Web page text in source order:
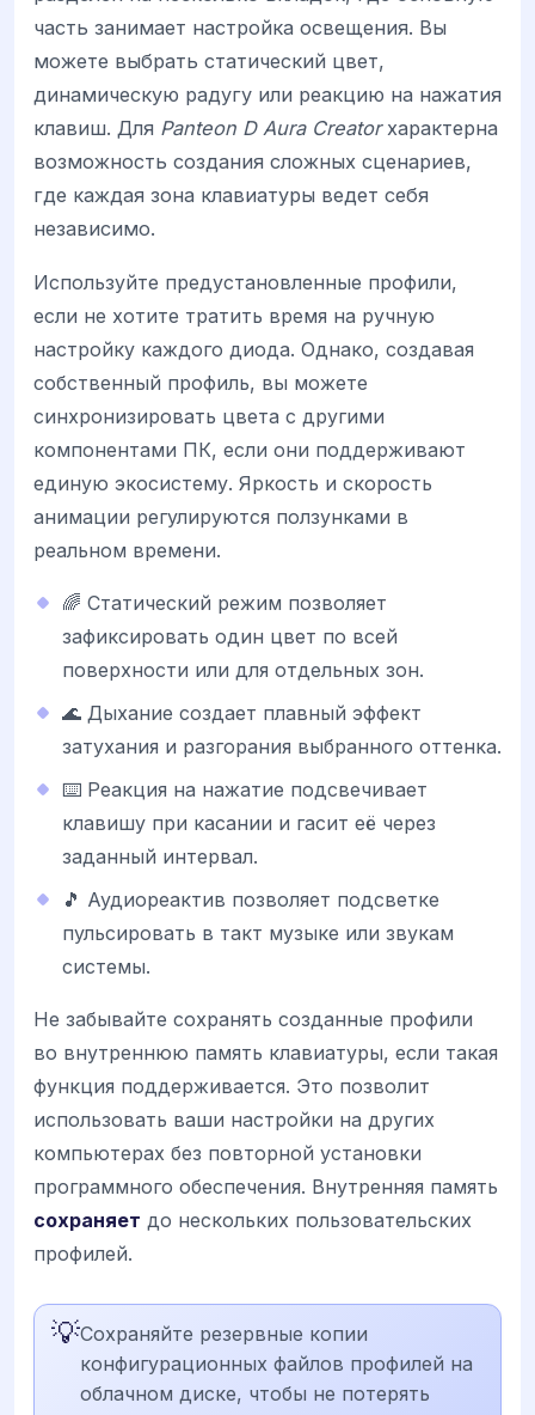
часть занимает настройка освещения. Вы
можете выбрать статический цвет,
динамическую радугу или реакцию на нажатия
клавиш. Для Panteon D Aura Creatorхарактерна
возможность создания сложных сценариев,
где каждая зона клавиатуры ведет себя
независимо.
Используйте предустановленные профили,
если не хотите тратить время на ручную
настройку каждого диода. Однако, создавая
собственный профиль, вы можете
синхронизировать цвета с другими
компонентами ПК, если они поддерживают
единую экосистему. Яркость и скорость
анимации регулируются ползунками в
реальном времени.
🌈 Статический режим позволяет
зафиксировать один цвет по всей
поверхности или для отдельных зон.
🌊 Дыхание создает плавный эффект
затухания и разгорания выбранного оттенка.
⌨️ Реакция на нажатие подсвечивает
клавишу при касании и гасит её через
заданный интервал.
🎵 Аудиореактив позволяет подсветке
пульсировать в такт музыке или звукам
системы.
Не забывайте сохранять созданные профили
во внутреннюю память клавиатуры, если такая
функция поддерживается. Это позволит
использовать ваши настройки на других
компьютерах без повторной установки
программного обеспечения. Внутренняя память
сохраняет до нескольких пользовательских
профилей.
💡Сохраняйте резервные копии
конфигурационных файлов профилей на
облачном диске, чтобы не потерять